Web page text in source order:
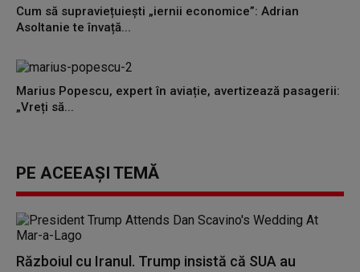
Cum să supraviețuiești „iernii economice”: Adrian
Asoltanie te învață...
Marius Popescu, expert în aviație, avertizează pasagerii:
„Vreți să...
PE ACEEAȘI TEMĂ
Războiul cu Iranul. Trump insistă că SUA au